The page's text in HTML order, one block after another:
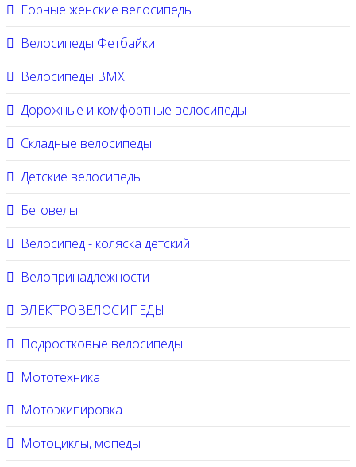
Горные женские велосипеды
Велосипеды Фетбайки
Велосипеды BMX
Дорожные и комфортные велосипеды
Складные велосипеды
Детские велосипеды
Беговелы
Велосипед - коляска детский
Велопринадлежности
ЭЛЕКТРОВЕЛОСИПЕДЫ
Подростковые велосипеды
Мототехника
Мотоэкипировка
Мотоциклы, мопеды